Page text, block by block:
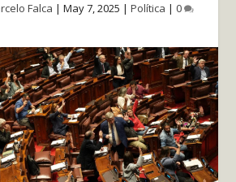
Falca | May 7, 2025 | Política | 0